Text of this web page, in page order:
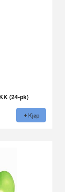
(24-pk)
Kjøp